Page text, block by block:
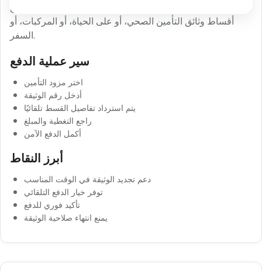
تتيح مدفوعات أقساط التأمين لحاملي الوثائق تجديد أو دفع
أقساط وثائق التأمين الصحي، أو على الحياة، أو المركبات، أو
السفر.
سير عملية الدفع
اختر مزود التأمين
أدخل رقم الوثيقة
يتم استرداد تفاصيل القسط تلقائيًا
راجع التغطية والمبلغ
أكمل الدفع الآمن
أبرز النقاط
دعم تجديد الوثيقة في الوقت المناسب
توفر خيار الدفع التلقائي
تأكيد فوري للدفع
يمنع انتهاء صلاحية الوثيقة